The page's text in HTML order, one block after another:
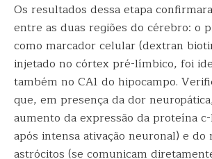
Os resultados dessa etapa
entre as duas regiões do cérebro: o
como marcador celular (dextran
injetado no córtex pré-límbico, foi
também no CA1 do hipocampo.
que, em presença da dor
aumento da expressão da proteína c-
após intensa ativação neuronal) e do
astrócitos (se comunicam